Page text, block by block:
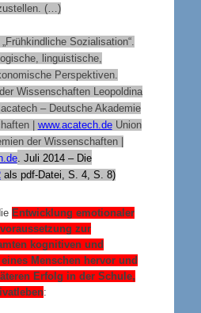
(…)
Sozialisation“.
linguistische,
Perspektiven.
Wissenschaften Leopoldina
– Deutsche Akademie
| www.acatech.deUnion
der Wissenschaften |
. Juli 2014 – Die
als pdf-Datei, S. 4, S. 8)
Entwicklung emotionaler
zur
kognitiven und
Menschen hervor und
Erfolg in der Schule,
: